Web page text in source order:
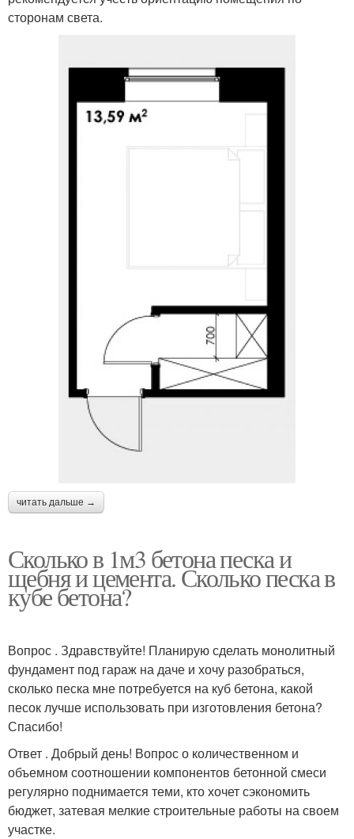
сторонам света.
читать дальше →
Сколько в 1м3 бетона песка и
щебня и цемента. Сколько песка в
кубе бетона?
Вопрос . Здравствуйте! Планирую сделать монолитный
фундамент под гараж на даче и хочу разобраться,
сколько песка мне потребуется на куб бетона, какой
песок лучше использовать при изготовления бетона?
Спасибо!
Ответ . Добрый день! Вопрос о количественном и
объемном соотношении компонентов бетонной смеси
регулярно поднимается теми, кто хочет сэкономить
бюджет, затевая мелкие строительные работы на своем
участке.